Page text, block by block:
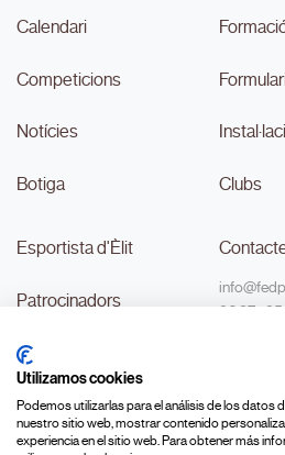
Utilizamos cookies
Podemos utilizarlas para el análisis de los datos
nuestro sitio web, mostrar contenido
experiencia en el sitio web. Para obtener más
Calendari
Competicions
Notícies
Botiga Clubs
Esportista d'Èlit
Patrocinadors
Transparència
#MouLaPilota
96 374
C/